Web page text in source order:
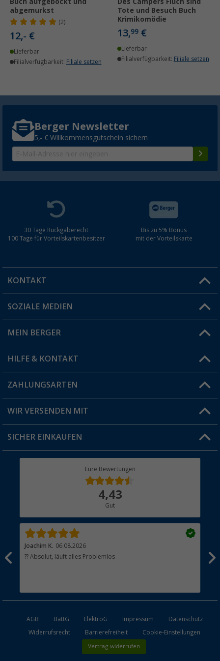
Buch aufgebockt und
abgemurkst
(2)
12,- €
Lieferbar
Filialverfügbarkeit: Filiale setzen
Des Campers Fluch sind
Tote und Besuch Buch
Krimikomödie
13,99 €
Lieferbar
Filialverfügbarkeit: Filiale setzen
Berger Newsletter
5,- € Willkommensgutschein sichern
30 Tage Rückgaberecht
100 Tage für Vorteilskartenbesitzer
Bis zu 5% Bonus
mit der Vorteilskarte
KONTAKT
Du hast eine Frage?
Filiale finden
SOZIALE MEDIEN
MEIN BERGER
Vorteilskarte
Blog
Jobs & Karriere
HILFE & KONTAKT
FAQ & Kontakt
Versandinformationen
Rücksendung
ZAHLUNGSARTEN
WIR VERSENDEN MIT
SICHER EINKAUFEN
Eure Bewertungen
4,43
Gut
Joachim K. 06.08.2026
?? Absolut, läuft alles Problemlos
AGB BattG ElektroG Impressum
Datenschutz
Widerrufsrecht
Barrierefreiheit Cookie-Einstellungen
Vertrag widerrufen